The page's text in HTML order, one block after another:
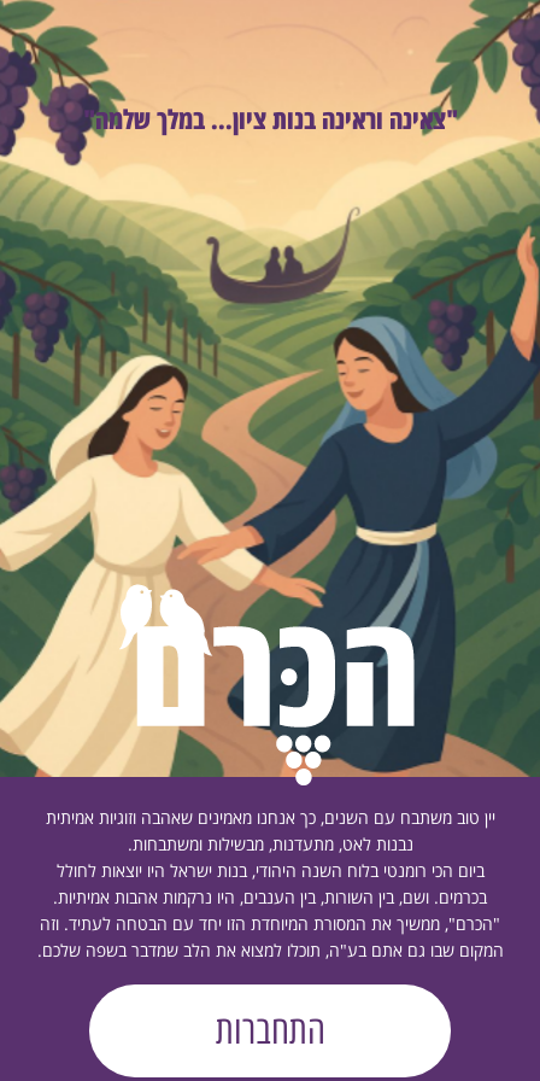
"צאינה וראינה בנות ציון... במלך שלמה"
יין טוב משתבח עם השנים, כך אנחנו מאמינים שאהבה וזוגיות אמיתית
נבנות לאט, מתעדנות, מבשילות ומשתבחות.
ביום הכי רומנטי בלוח השנה היהודי, בנות ישראל היו יוצאות לחולל
בכרמים. ושם, בין השורות, בין הענבים, היו נרקמות אהבות אמיתיות.
"הכרם", ממשיך את המסורת המיוחדת הזו יחד עם הבטחה לעתיד. וזה
המקום שבו גם אתם בע"ה, תוכלו למצוא את הלב שמדבר בשפה שלכם.
התחברות